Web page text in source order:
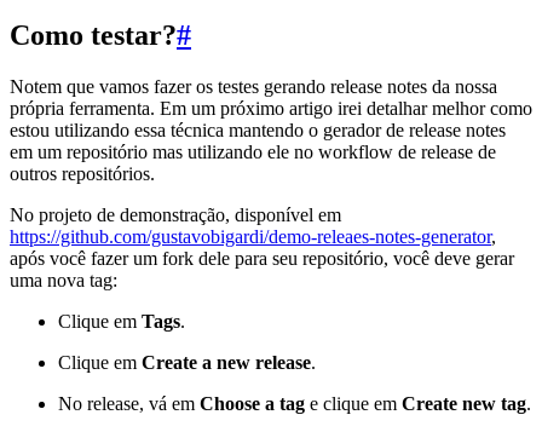
Como testar?#
Notem que vamos fazer os testes gerando release notes da nossa
própria ferramenta. Em um próximo artigo irei detalhar melhor como
estou utilizando essa técnica mantendo o gerador de release notes
em um repositório mas utilizando ele no workflow de release de
outros repositórios.
No projeto de demonstração, disponível em
https://github.com/gustavobigardi/demo-releaes-notes-generator,
após você fazer um fork dele para seu repositório, você deve gerar
uma nova tag:
Clique em Tags.
Clique em Create a new release.
No release, vá em Choose a tag e clique em Create new tag.